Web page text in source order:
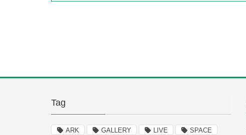
Tag
ARK GALLERY LIVE SPACE